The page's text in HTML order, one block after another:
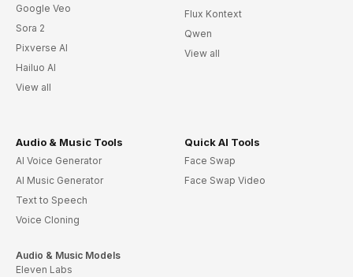
Google Veo
Sora 2
Pixverse AI
Hailuo AI
View all
Flux Kontext
Qwen
View all
Audio & Music Tools
AI Voice Generator
AI Music Generator
Text to Speech
Voice Cloning
Audio & Music Models
Eleven Labs
Quick AI Tools
Face Swap
Face Swap Video